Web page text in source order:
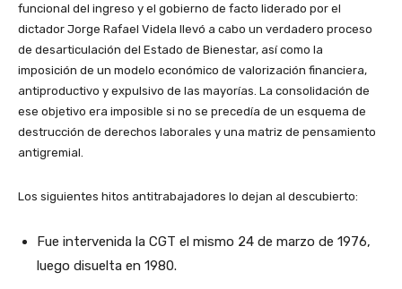
funcional del ingreso y el gobierno de facto liderado por el
dictador Jorge Rafael Videla llevó a cabo un verdadero proceso
de desarticulación del Estado de Bienestar, así como la
imposición de un modelo económico de valorización financiera,
antiproductivo y expulsivo de las mayorías. La consolidación de
ese objetivo era imposible si no se precedía de un esquema de
destrucción de derechos laborales y una matriz de pensamiento
antigremial.
Los siguientes hitos antitrabajadores lo dejan al descubierto:
Fue intervenida la CGT el mismo 24 de marzo de 1976,
luego disuelta en 1980.